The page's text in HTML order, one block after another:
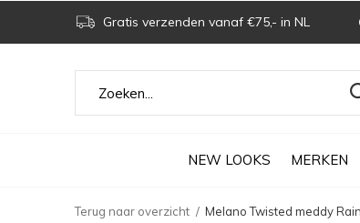
NEW LOOKS MERKEN
Gratis verzenden vanaf €75,- in NL
Terug naar overzicht Melano Twisted meddy